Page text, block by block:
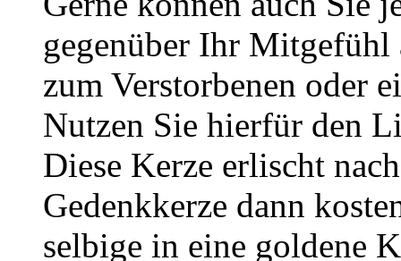
gegenüber Ihr Mitgefühl
zum Verstorbenen oder
Nutzen Sie hierfür den
Diese Kerze erlischt
Gedenkkerze dann
selbige in eine goldene